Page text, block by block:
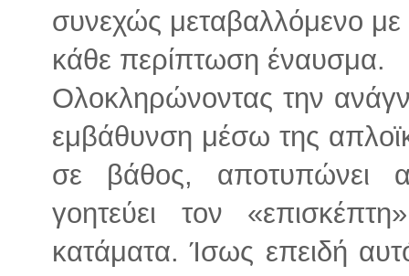
συνεχώς μεταβαλλόμενο
κάθε περίπτωση έναυσμα.
Ολοκληρώνοντας την
εμβάθυνση μέσω της
σε βάθος, αποτυπώνει
γοητεύει τον
κατάματα. Ίσως επειδή